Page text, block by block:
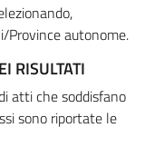
autonome.
RISULTATI
atti che soddisfano
sono riportate le